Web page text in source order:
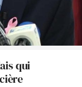
qui